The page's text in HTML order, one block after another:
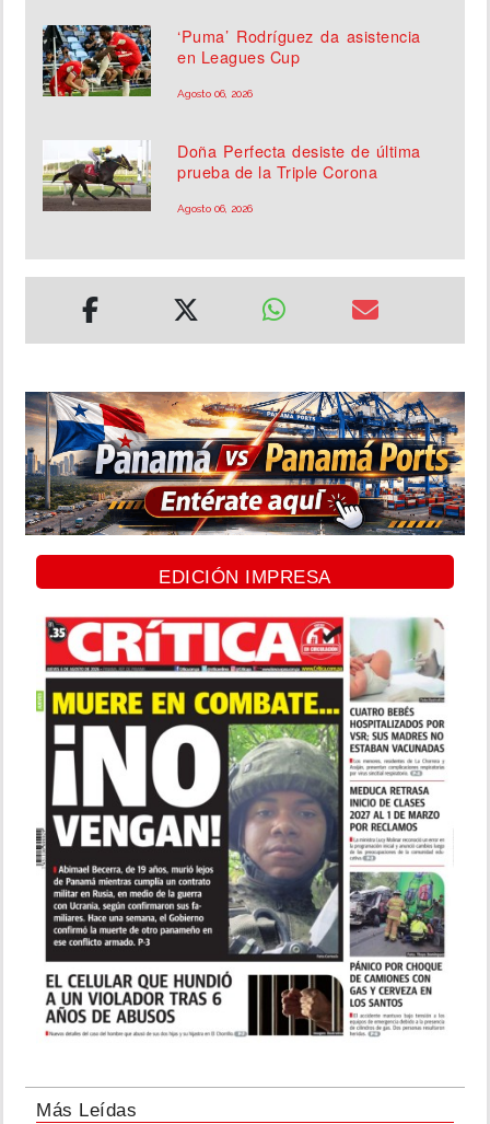
‘Puma’ Rodríguez da asistencia
en Leagues Cup
Agosto 06, 2026
Doña Perfecta desiste de última
prueba de la Triple Corona
Agosto 06, 2026
EDICIÓN IMPRESA
Más Leídas